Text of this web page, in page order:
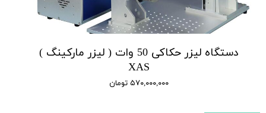
دستگاه لیزر حکاکی 50 وات ( لیزر مارکینگ )
XAS
۵۷۰,۰۰۰,۰۰۰ تومان